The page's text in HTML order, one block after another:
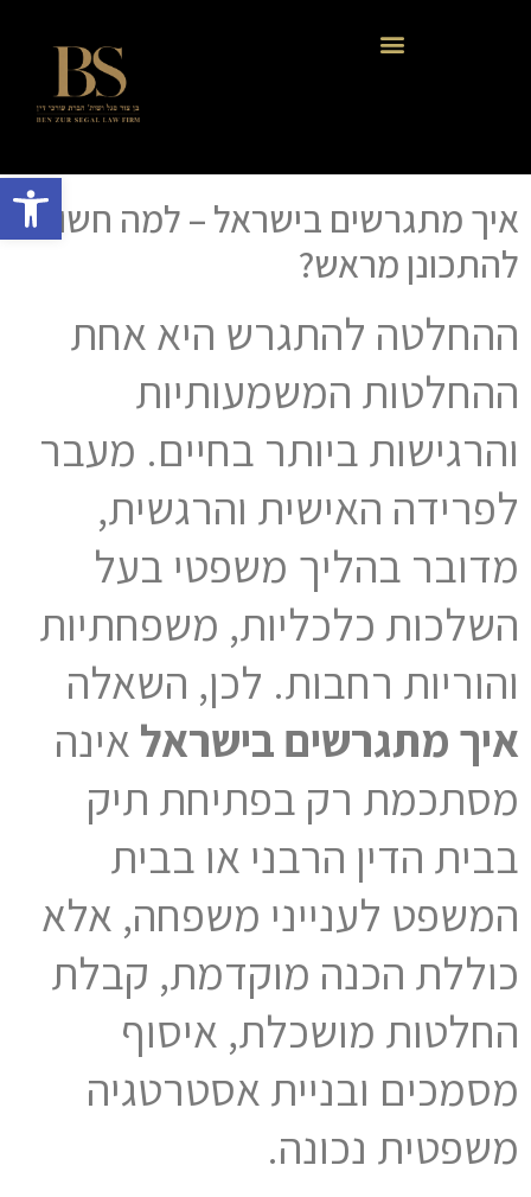
פתח
איך מתגרשים בישראל – למה חשוב
להתכונן מראש?
ההחלטה להתגרש היא אחת
ההחלטות המשמעותיות
והרגישות ביותר בחיים. מעבר
לפרידה האישית והרגשית,
מדובר בהליך משפטי בעל
השלכות כלכליות, משפחתיות
והוריות רחבות. לכן, השאלה
איך מתגרשים בישראל אינה
מסתכמת רק בפתיחת תיק
בבית הדין הרבני או בבית
המשפט לענייני משפחה, אלא
כוללת הכנה מוקדמת, קבלת
החלטות מושכלת, איסוף
מסמכים ובניית אסטרטגיה
משפטית נכונה.